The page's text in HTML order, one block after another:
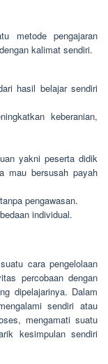
metode pengajaran
kalimat sendiri.
hasil belajar sendiri
keberanian,
yakni peserta didik
mau bersusah payah
pengawasan.
individual.
cara pengelolaan
percobaan dengan
dipelajarinya. Dalam
sendiri atau
mengamati suatu
kesimpulan sendiri